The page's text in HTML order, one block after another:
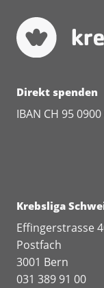
Direkt spenden
IBAN CH 95
Krebsliga
Effingerstrasse
Postfach
3001 Bern
031 389 91 00